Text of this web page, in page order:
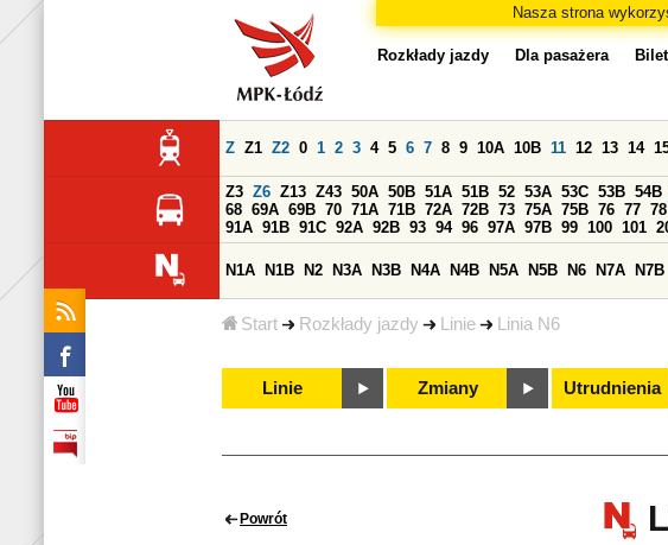
Nasza strona
Start Rozkłady jazdy Linie Linia N6
Rozkłady jazdy Dla pasażera
Z Z1 Z2 0 1 2 3 4 5 6 7 8 9 10A 10B 11 12 13 14
Z3 Z6 Z13 Z43 50A 50B 51A 51B 52 53A 53C 53B 54B
68 69A 69B 70 71A 71B 72A 72B 73 75A 75B 76 77 78
91A 91B 91C 92A 92B 93 94 96 97A 97B 99 100 101
N1A N1B N2 N3A N3B N4A N4B N5A N5B N6 N7A N7B
Linie Zmiany Utrudnienia
Powrót